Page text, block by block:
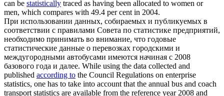
can be statistically traced as having been allocated to women or
men, which compares with 49.4 per cent in 2004.
При использовании данных, собираемых и публикуемых в
соответствии с правилами Совета по статистике предприятий,
необходимо принимать во внимание, что годовые
статистические данные о перевозках городскими и
междугородными автобусами имеются начиная с 2008
базового года и далее. While using the data collected and
published according to the Council Regulations on enterprise
statistics, one has to take into account that the annual bus and coach
transport statistics are available from the reference year 2008 and